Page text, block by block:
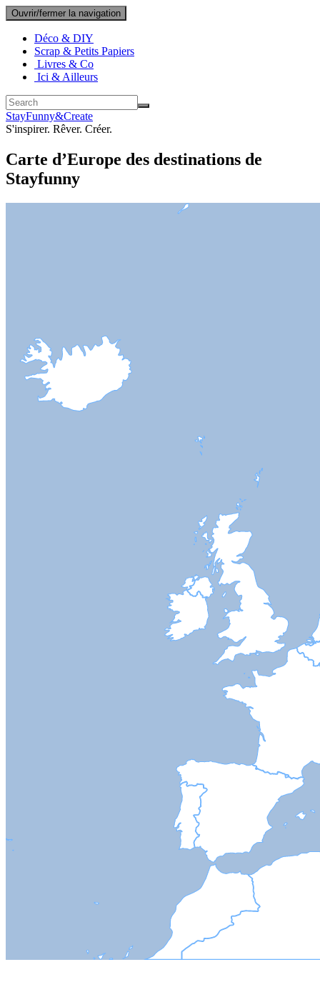
Ouvrir/fermer la navigation
Déco & DIY
Scrap & Petits Papiers
Livres & Co
Ici & Ailleurs
StayFunny&Create
S'inspirer. Rêver. Créer.
Carte d’Europe des destinations de
Stayfunny